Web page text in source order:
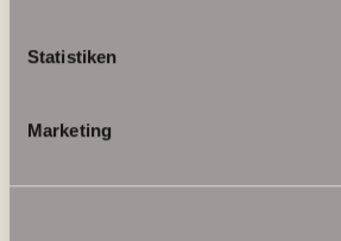
Statistiken
Marketing220,40 kWh / (m²*a)